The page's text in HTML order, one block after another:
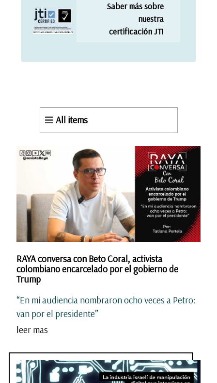
Saber más sobre
nuestra
certificación JTI
All items
RAYA conversa con Beto Coral, activista
colombiano encarcelado por el gobierno de
Trump
“En mi audiencia nombraron ocho veces a Petro:
van por el presidente”
leer mas